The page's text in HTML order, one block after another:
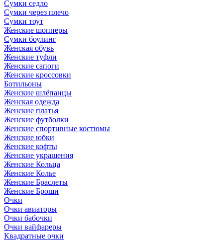
Сумки седло
Сумки через плечо
Сумки тоут
Женские шопперы
Сумки боулинг
Женская обувь
Женские туфли
Женские сапоги
Женские кроссовки
Ботильоны
Женские шлёпанцы
Женская одежда
Женские платья
Женские футболки
Женские спортивные костюмы
Женские юбки
Женские кофты
Женские украшения
Женские Кольца
Женские Колье
Женские Браслеты
Женские Броши
Очки
Очки авиаторы
Очки бабочки
Очки вайфареры
Квадратные очки